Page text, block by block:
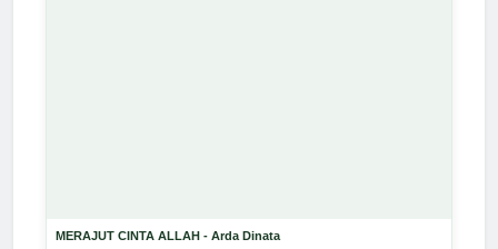
MERAJUT CINTA ALLAH - Arda Dinata